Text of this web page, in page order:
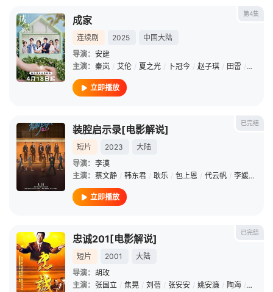
第4集
成家
连续剧 2025
中国大陆
导演： 安建
主演： 秦岚 / 艾伦 / 夏之光 / 卜冠今 / 赵子琪 / 田雷 / 王媛可
立即播放
已完结
装腔启示录[电影解说]
短片 2023
大陆
导演： 李漠
主演： 蔡文静 / 韩东君 / 耿乐 / 包上恩 / 代云帆 / 李媛 /
立即播放
已完结
忠诚201[电影解说]
短片 2001
大陆
导演： 胡玫
主演： 张国立 / 焦晃 / 刘蓓 / 张安安 / 姚安濂 / 陶海 / 李蕴桥